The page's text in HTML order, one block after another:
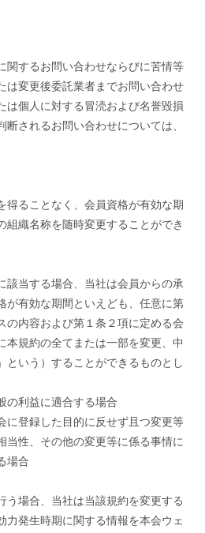
関するお問い合わせならびに苦情等
は変更後委託業者までお問い合わせ
は個人に対する冒涜および名誉毀損
されるお問い合わせについては、
得ることなく、会員資格が有効な期
組織名称を随時変更することができ
該当する場合、当社は会員からの承
が有効な期間といえども、任意に第
の内容および第１条２項に定める会
本規約の全てまたは一部を変更、中
という）することができるものとし
の利益に適合する場合
に登録した目的に反せず且つ変更等
当性、その他の変更等に係る事情に
場合
う場合、当社は当該規約を変更する
力発生時期に関する情報を本会ウェ